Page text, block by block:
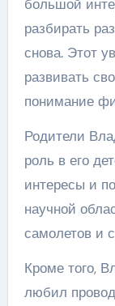
большой
разбирать
снова. Этот
развивать
понимание
Родители
роль в его
интересы и
научной
самолетов и
Кроме того,
любил